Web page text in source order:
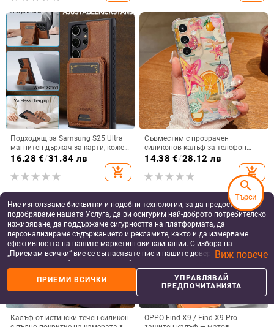
Подходящ за Samsung S25 Ultra
магнитен държач за карти, кожен
калъф S24Plus, защитен калъф,
разделен на части, калъф за
мобилен телефон Samsung
16.28 €/31.84 лв
add_shopping_cart
Съвместим с прозрачен
силиконов калъф за телефон
Samsung S25 Ultra,
персонализиран рисуван дизайн
за S24 FE и защитен калъф A55
14.38 €/28.12 лв
add_shopping_cart
Калъф от истински течен силикон
OPPO Find X9 / Find X9 Pro
Ние използваме бисквитки и подобни технологии, за да предоставяме и
подобряваме нашата Услуга, да ви осигурим най-доброто потребителско
изживяване, да поддържаме сигурността на платформата, да
персонализираме съдържанието и рекламите, както и да измерваме
ефективността на нашите маркетингови кампании. С избора на
„Приемам всички“ вие се съгласявате ние и нашите доверени партньори
да съхраняваме бисквитки и подобни технологии на вашето устройство
за рекламни и аналитични цели. Можете по всяко време да управлявате
своите предпочитания, като натиснете „Управлявай предпочитанията“.
За повече информация, моля, вижте нашата
данните.
Виж повече
ПРИЕМИ ВСИЧКИ
УПРАВЛЯВАЙ
ПРЕДПОЧИТАНИЯТА
search
Търси